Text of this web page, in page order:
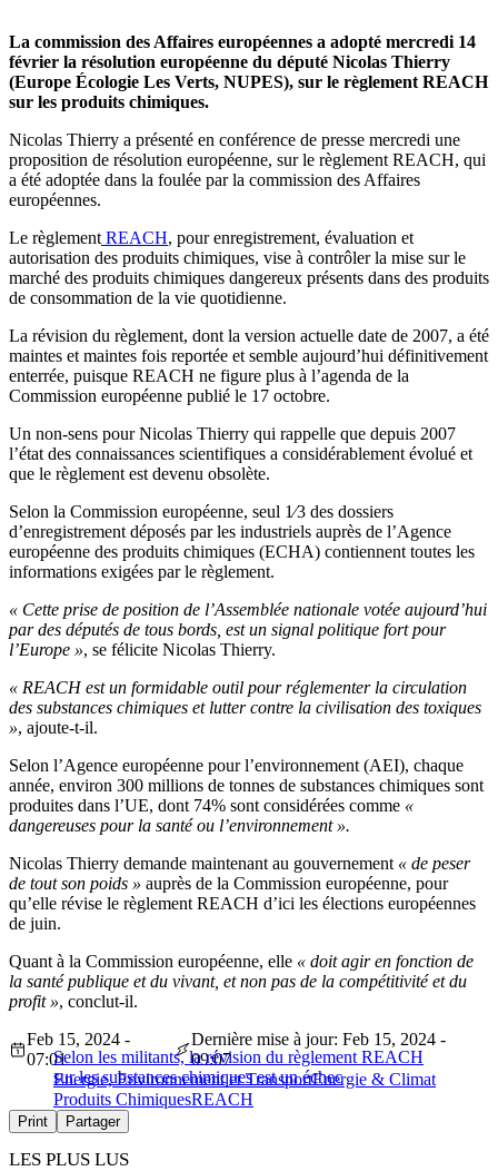
La commission des Affaires européennes a adopté mercredi 14
février la résolution européenne du député Nicolas Thierry
(Europe Écologie Les Verts, NUPES), sur le règlement REACH
sur les produits chimiques.
Nicolas Thierry a présenté en conférence de presse mercredi une
proposition de résolution européenne, sur le règlement REACH, qui
a été adoptée dans la foulée par la commission des Affaires
européennes.
Le règlement REACH, pour enregistrement, évaluation et
autorisation des produits chimiques, vise à contrôler la mise sur le
marché des produits chimiques dangereux présents dans des produits
de consommation de la vie quotidienne.
La révision du règlement, dont la version actuelle date de 2007, a été
maintes et maintes fois reportée et semble aujourd’hui définitivement
enterrée, puisque REACH ne figure plus à l’agenda de la
Commission européenne publié le 17 octobre.
Un non-sens pour Nicolas Thierry qui rappelle que depuis 2007
l’état des connaissances scientifiques a considérablement évolué et
que le règlement est devenu obsolète.
Selon la Commission européenne, seul 1⁄3 des dossiers
d’enregistrement déposés par les industriels auprès de l’Agence
européenne des produits chimiques (ECHA) contiennent toutes les
informations exigées par le règlement.
« Cette prise de position de l’Assemblée nationale votée aujourd’hui
par des députés de tous bords, est un signal politique fort pour
l’Europe », se félicite Nicolas Thierry.
« REACH est un formidable outil pour réglementer la circulation
des substances chimiques et lutter contre la civilisation des toxiques
», ajoute-t-il.
Selon l’Agence européenne pour l’environnement (AEI), chaque
année, environ 300 millions de tonnes de substances chimiques sont
produites dans l’UE, dont 74% sont considérées comme «
dangereuses pour la santé ou l’environnement ».
Nicolas Thierry demande maintenant au gouvernement « de peser
de tout son poids » auprès de la Commission européenne, pour
qu’elle révise le règlement REACH d’ici les élections européennes
de juin.
Quant à la Commission européenne, elle « doit agir en fonction de
la santé publique et du vivant, et non pas de la compétitivité et du
profit », conclut-il.
Selon les militants, la révision du règlement REACH
sur les substances chimiques est un échec
Feb 15, 2024 -
07:01
Dernière mise à jour: Feb 15, 2024 -
09:07
Energie, Environnement et TransportEnergie & Climat
Produits ChimiquesREACH
Print Partager
LES PLUS LUS